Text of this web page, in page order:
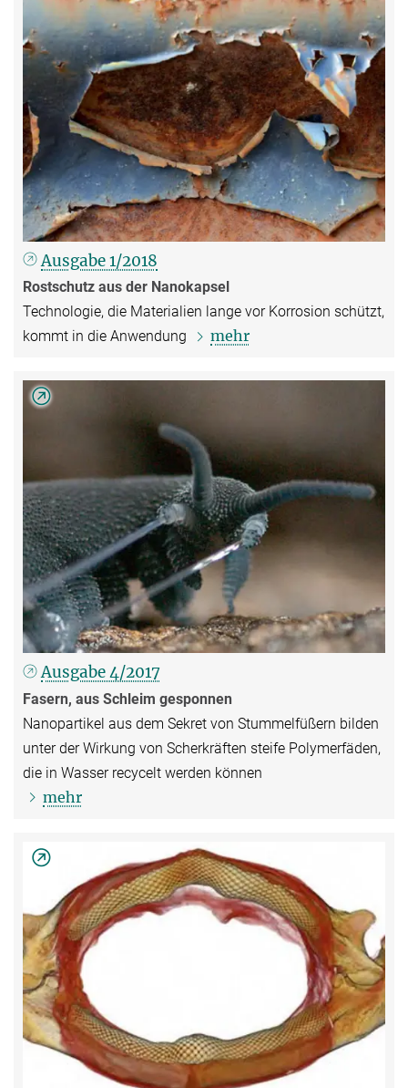
Ausgabe 1/2018
Rostschutz aus der Nanokapsel
Technologie, die Materialien lange vor Korrosion schützt,
kommt in die Anwendung
mehr
Ausgabe 4/2017
Fasern, aus Schleim gesponnen
Nanopartikel aus dem Sekret von Stummelfüßern bilden
unter der Wirkung von Scherkräften steife Polymerfäden,
die in Wasser recycelt werden können
mehr